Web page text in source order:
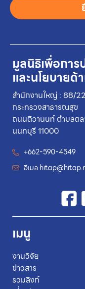
มูลนิธิเพื่อการ
และนโยบาย
สำนักงานใหญ่ : 88/
กระทรวงสาธารณสุข
ถนนติวานนท์ ตำบลต
นนทบุรี 11000
+662-590-4549
อีเมล
เมนู
งานวิจัย
ข่าวสาร
รวมลิงก์